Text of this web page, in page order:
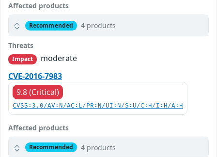
Affected products
Recommended 4 products
Threats
Impact
moderate
CVE-2016-7983
9.8 (Critical)
CVSS:3.0/AV:N/AC:L/PR:N/UI:N/S:U/C:H/I:H/A:H
Affected products
Recommended 4 products